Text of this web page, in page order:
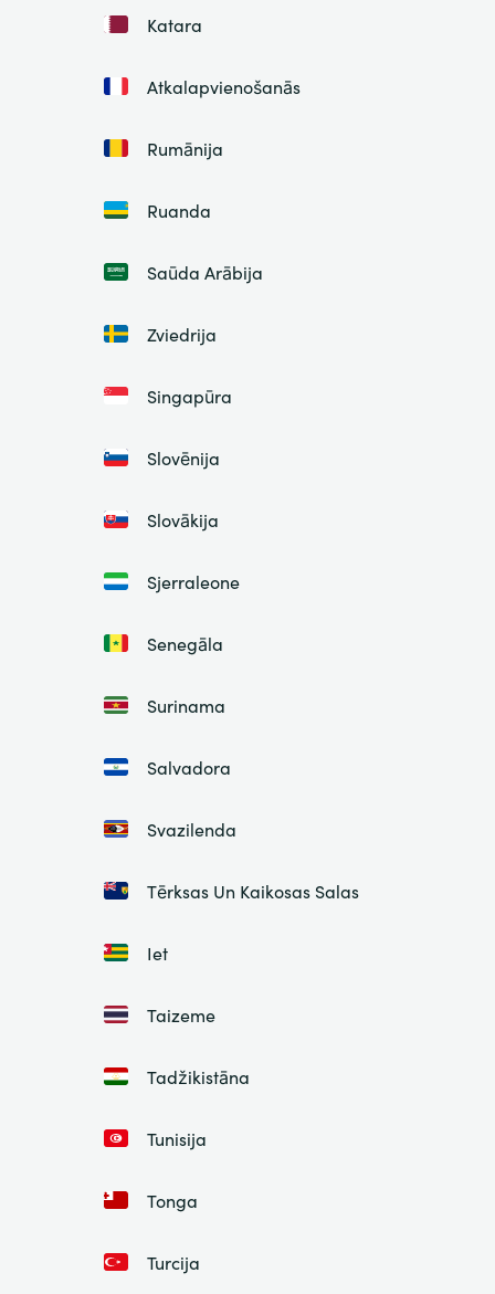
Katara
Atkalapvienošanās
Rumānija
Ruanda
Saūda Arābija
Zviedrija
Singapūra
Slovēnija
Slovākija
Sjerraleone
Senegāla
Surinama
Salvadora
Svazilenda
Tērksas Un Kaikosas Salas
Iet
Taizeme
Tadžikistāna
Tunisija
Tonga
Turcija